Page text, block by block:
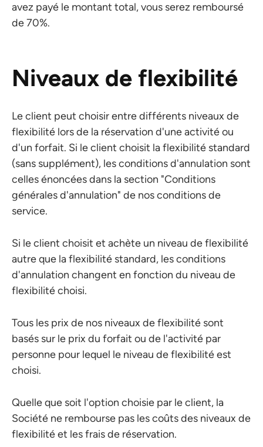
avez payé le montant total, vous serez remboursé
de 70%.
Niveaux de flexibilité
Le client peut choisir entre différents niveaux de
flexibilité lors de la réservation d'une activité ou
d'un forfait. Si le client choisit la flexibilité standard
(sans supplément), les conditions d'annulation sont
celles énoncées dans la section "Conditions
générales d'annulation" de nos conditions de
service.
Si le client choisit et achète un niveau de flexibilité
autre que la flexibilité standard, les conditions
d'annulation changent en fonction du niveau de
flexibilité choisi.
Tous les prix de nos niveaux de flexibilité sont
basés sur le prix du forfait ou de l'activité par
personne pour lequel le niveau de flexibilité est
choisi.
Quelle que soit l'option choisie par le client, la
Société ne rembourse pas les coûts des niveaux de
flexibilité et les frais de réservation.